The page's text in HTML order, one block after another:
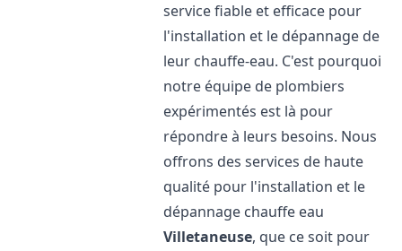
service fiable et efficace pour
l'installation et le dépannage de
leur chauffe-eau. C'est pourquoi
notre équipe de plombiers
expérimentés est là pour
répondre à leurs besoins. Nous
offrons des services de haute
qualité pour l'installation et le
dépannage chauffe eau
Villetaneuse, que ce soit pour